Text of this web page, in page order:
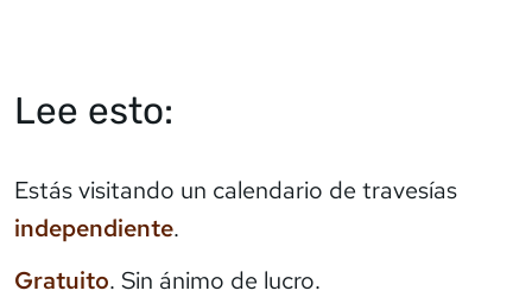
Lee esto:
Estás visitando un calendario de travesías
independiente.
Gratuito. Sin ánimo de lucro.